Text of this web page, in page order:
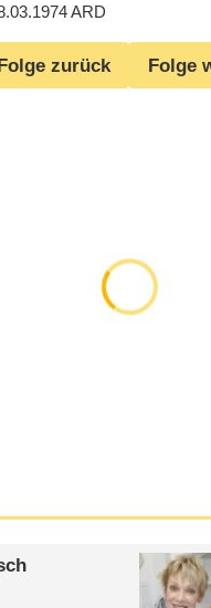
ARD
zurück Folge